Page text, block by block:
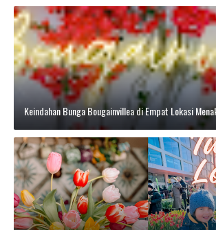
Keindahan Bunga Bougainvillea di Empat Lokasi